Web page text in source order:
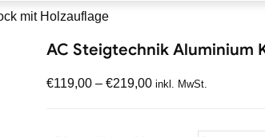
mit Holzauflage
AC Steigtechnik Aluminium
€119,00 – €219,00 inkl. MwSt.